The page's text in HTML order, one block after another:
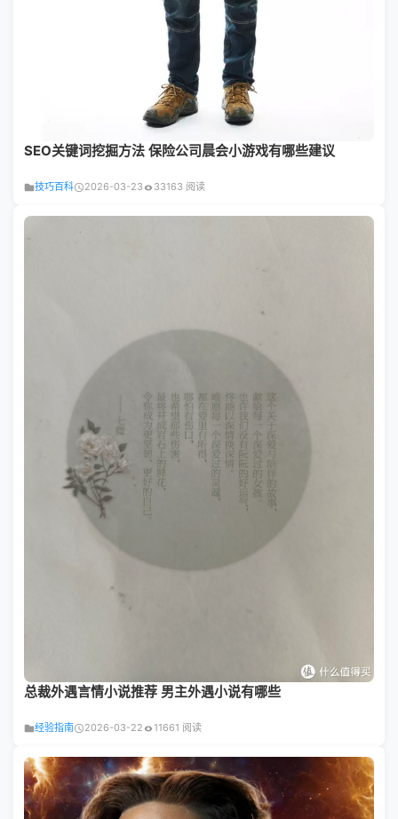
SEO关键词挖掘方法 保险公司晨会小游戏有哪些建议
技巧百科 2026-03-23 33163 阅读
总裁外遇言情小说推荐 男主外遇小说有哪些
经验指南 2026-03-22 11661 阅读